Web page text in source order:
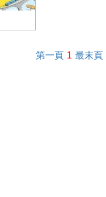
第一頁 1 最末頁